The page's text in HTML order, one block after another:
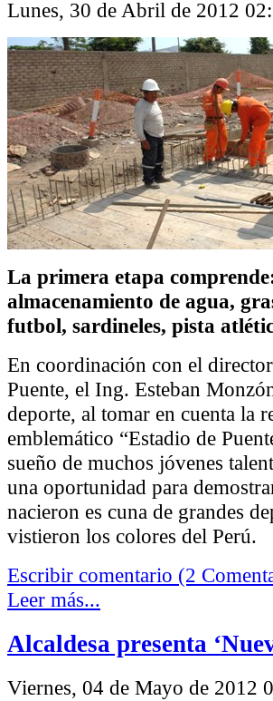
Lunes, 30 de Abril de 2012
La primera etapa comprende
almacenamiento de agua,
futbol, sardineles, pista
En coordinación con el
Puente, el Ing. Esteban
deporte, al tomar en cuenta la
emblemático “Estadio de
sueño de muchos jóvenes
una oportunidad para
nacieron es cuna de grandes
vistieron los colores del Perú.
Escribir comentario (2
Leer más...
Alcaldesa presenta
Viernes, 04 de Mayo de 2012